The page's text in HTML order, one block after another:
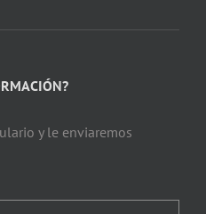
y le enviaremos